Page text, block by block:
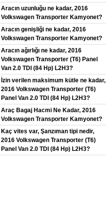
Aracın uzunluğu ne kadar, 2016
Volkswagen Transporter Kamyonet?
Aracın genişliği ne kadar, 2016
Volkswagen Transporter Kamyonet?
Aracın ağırlığı ne kadar, 2016
Volkswagen Transporter (T6) Panel
Van 2.0 TDI (84 Hp) L2H3?
İzin verilen maksimum kütle ne kadar,
2016 Volkswagen Transporter (T6)
Panel Van 2.0 TDI (84 Hp) L2H3?
Araç Bagaj Hacmi Ne Kadar, 2016
Volkswagen Transporter Kamyonet?
Kaç vites var, Şanzıman tipi nedir,
2016 Volkswagen Transporter (T6)
Panel Van 2.0 TDI (84 Hp) L2H3?